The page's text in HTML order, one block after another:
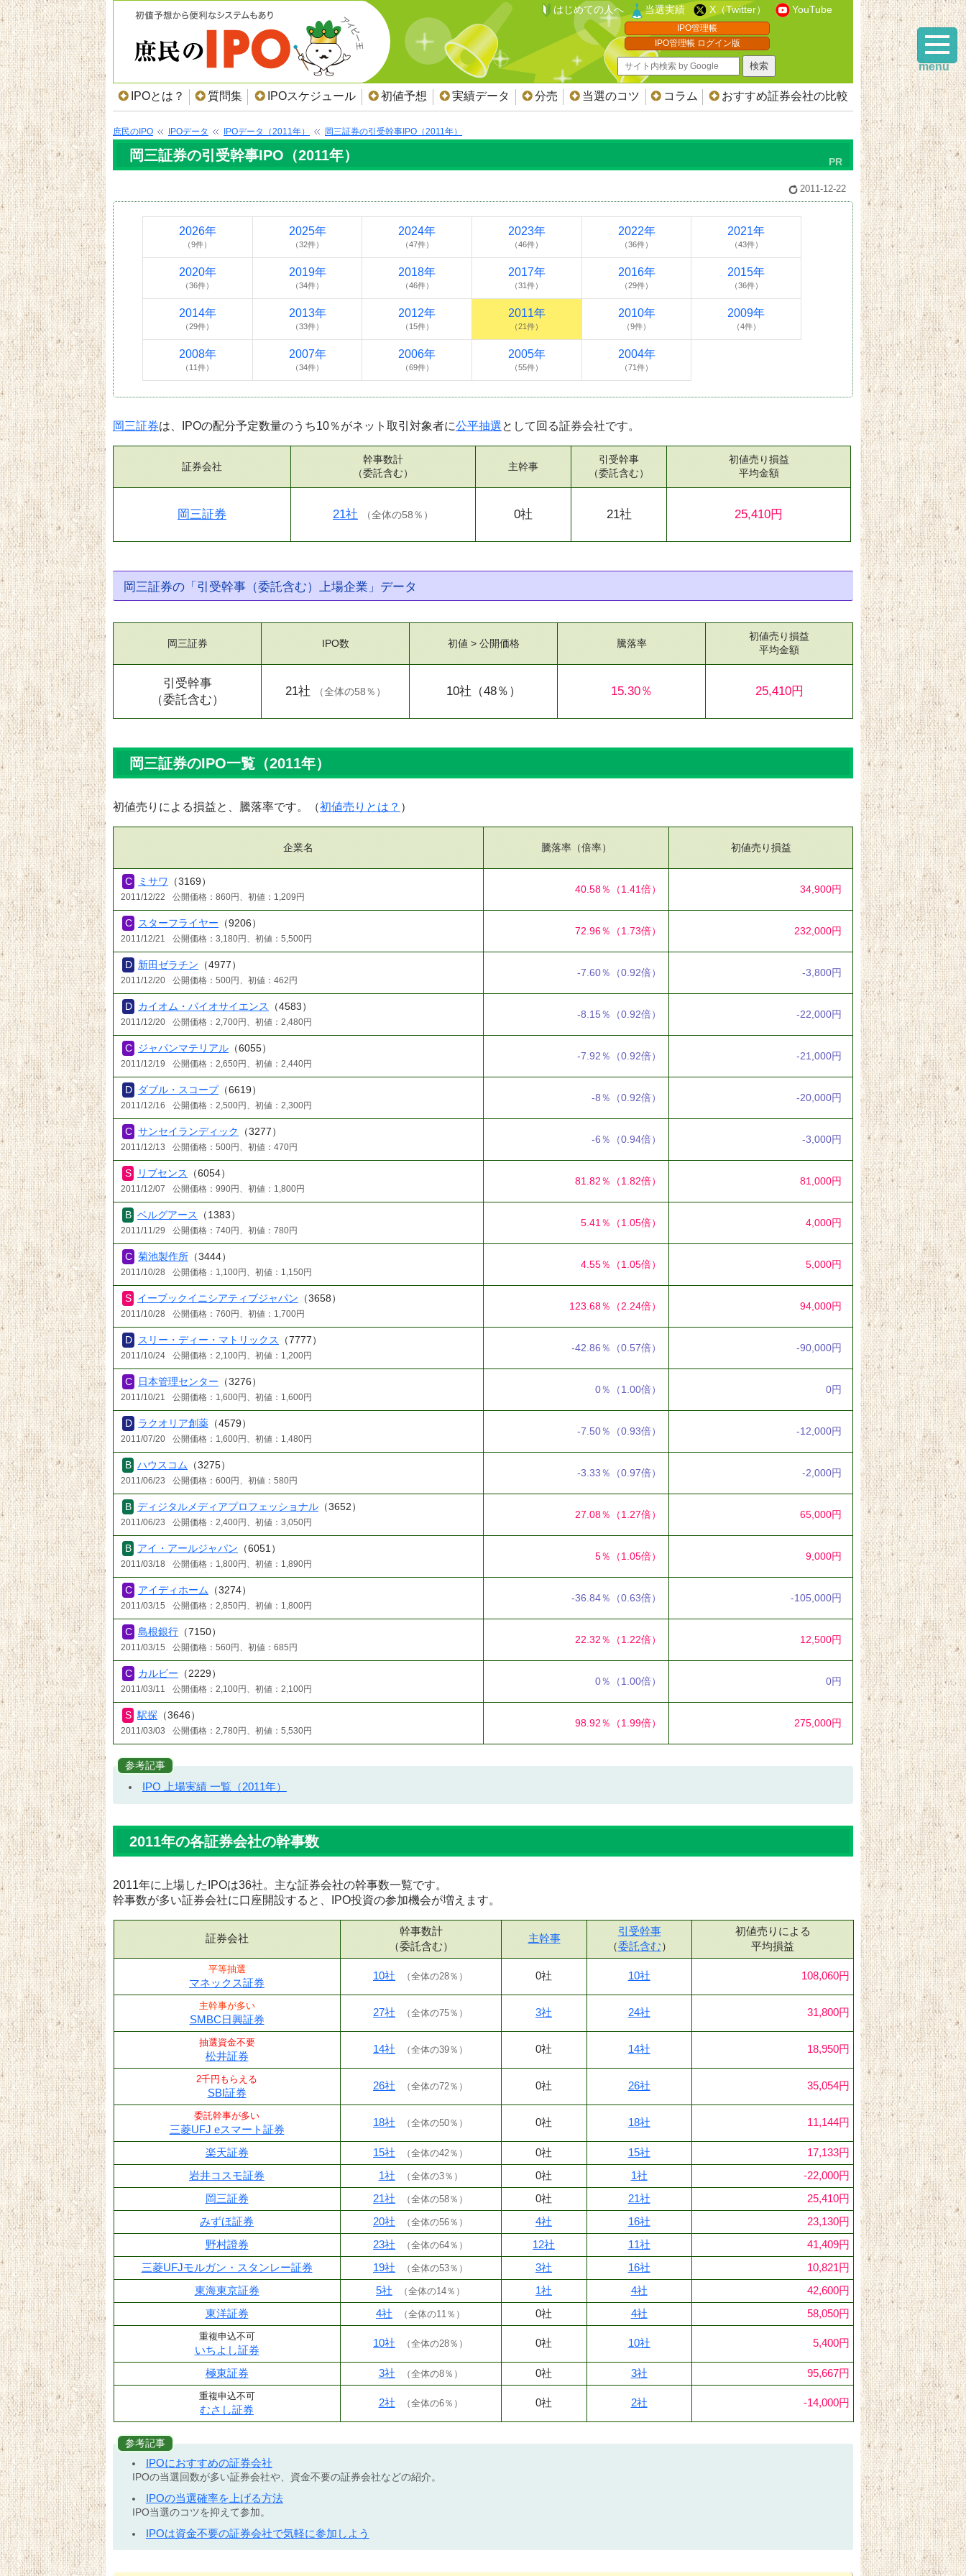
はじめての人へ 当選実績 X（Twitter） YouTube
IPO管理帳
IPO管理帳 ログイン版
IPOとは？ 質問集 IPOスケジュール 初値予想 実績データ 分売 当選のコツ コラム おすすめ証券会社の比較
庶民のIPO IPOデータ IPOデータ（2011年） 岡三証券の引受幹事IPO（2011年）
岡三証券の引受幹事IPO（2011年）
2011-12-22
2026年
（9件）
2025年
（32件）
2024年
（47件）
2023年
（46件）
2022年
（36件）
2021年
（43件）
2020年
（36件）
2019年
（34件）
2018年
（46件）
2017年
（31件）
2016年
（29件）
2015年
（36件）
2014年
（29件）
2013年
（33件）
2012年
（15件）
2011年
（21件）
2010年
（9件）
2009年
（4件）
2008年
（11件）
2007年
（34件）
2006年
（69件）
2005年
（55件）
2004年
（71件）
岡三証券は、IPOの配分予定数量のうち10％がネット取引対象者に公平抽選として回る証券会社です。
証券会社
岡三証券
幹事数計
（委託含む）
21社 （全体の58％ ）
主幹事
0社
引受幹事
（委託含む）
21社
初値売り損益
平均金額
25,410円
岡三証券の「引受幹事（委託含む）上場企業」データ
岡三証券
引受幹事
（委託含む）
IPO数
21社 （全体の58％ ）
初値 > 公開価格
10社 （48％）
騰落率
15.30％
初値売り損益
平均金額
25,410円
岡三証券のIPO一覧（2011年）
初値売りによる損益と、騰落率です。（初値売りとは？ ）
企業名 騰落率（倍率） 初値売り損益
ミサワ （3169）
2011/12/22 公開価格：860円、初値：1,209円
40.58％ （1.41倍） 34,900円
スターフライヤー （9206）
2011/12/21 公開価格：3,180円、初値：5,500円
72.96％ （1.73倍） 232,000円
新田ゼラチン （4977）
2011/12/20 公開価格：500円、初値：462円
-7.60％ （0.92倍） -3,800円
カイオム・バイオサイエンス （4583）
2011/12/20 公開価格：2,700円、初値：2,480円
-8.15％ （0.92倍） -22,000円
ジャパンマテリアル （6055）
2011/12/19 公開価格：2,650円、初値：2,440円
-7.92％ （0.92倍） -21,000円
ダブル・スコープ（6619）
2011/12/16 公開価格：2,500円、初値：2,300円
-8％ （0.92倍） -20,000円
サンセイランディック （3277）
2011/12/13 公開価格：500円、初値：470円
-6％ （0.94倍） -3,000円
リブセンス （6054）
2011/12/07 公開価格：990円、初値：1,800円
81.82％ （1.82倍） 81,000円
ベルグアース （1383）
2011/11/29 公開価格：740円、初値：780円
5.41％ （1.05倍） 4,000円
菊池製作所 （3444）
2011/10/28 公開価格：1,100円、初値：1,150円
4.55％ （1.05倍） 5,000円
イーブックイニシアティブジャパン （3658）
2011/10/28 公開価格：760円、初値：1,700円
123.68％ （2.24倍） 94,000円
スリー・ディー・マトリックス （7777）
2011/10/24 公開価格：2,100円、初値：1,200円
-42.86％ （0.57倍） -90,000円
日本管理センター （3276）
2011/10/21 公開価格：1,600円、初値：1,600円
0％ （1.00倍） 0円
ラクオリア創薬 （4579）
2011/07/20 公開価格：1,600円、初値：1,480円
-7.50％ （0.93倍） -12,000円
ハウスコム （3275）
2011/06/23 公開価格：600円、初値：580円
-3.33％ （0.97倍） -2,000円
ディジタルメディアプロフェッショナル （3652）
2011/06/23 公開価格：2,400円、初値：3,050円
27.08％ （1.27倍） 65,000円
アイ・アールジャパン （6051）
2011/03/18 公開価格：1,800円、初値：1,890円
5％ （1.05倍） 9,000円
アイディホーム （3274）
2011/03/15 公開価格：2,850円、初値：1,800円
-36.84％ （0.63倍） -105,000円
島根銀行 （7150）
2011/03/15 公開価格：560円、初値：685円
22.32％ （1.22倍） 12,500円
カルビー （2229）
2011/03/11 公開価格：2,100円、初値：2,100円
0％ （1.00倍） 0円
駅探 （3646）
2011/03/03 公開価格：2,780円、初値：5,530円
98.92％ （1.99倍） 275,000円
参考記事
IPO 上場実績 一覧（2011年）
2011年の各証券会社の幹事数
2011年に上場したIPOは36社。主な証券会社の幹事数一覧です。
幹事数が多い証券会社に口座開設すると、IPO投資の参加機会が増えます。
証券会社
幹事数計
（委託含む）
主幹事
引受幹事
（委託含む）
初値売りによる
平均損益
平等抽選
マネックス証券
10社 （全体の28％ ） 0社 10社 108,060円
主幹事が多い
SMBC日興証券
27社 （全体の75％ ） 3社 24社 31,800円
抽選資金不要
松井証券
14社 （全体の39％ ） 0社 14社 18,950円
2千円もらえる
SBI証券
26社 （全体の72％ ） 0社 26社 35,054円
委託幹事が多い
三菱UFJ eスマート証券
18社 （全体の50％ ） 0社 18社 11,144円
楽天証券 15社 （全体の42％ ） 0社 15社
17,133円
岩井コスモ証券
1社 （全体の3％ ） 0社 1社
-22,000円
岡三証券
21社 （全体の58％ ） 0社 21社
25,410円
みずほ証券
20社 （全体の56％ ） 4社 16社
23,130円
野村證券
23社 （全体の64％ ） 12社 11社
41,409円
三菱UFJモルガン・スタンレー証券
19社 （全体の53％ ） 3社 16社
10,821円
東海東京証券
5社 （全体の14％ ） 1社 4社
42,600円
東洋証券
4社 （全体の11％ ） 0社 4社 58,050円
重複申込不可
いちよし証券
10社 （全体の28％ ） 0社 10社 5,400円
極東証券 3社 （全体の8％ ） 0社 3社 95,667円
重複申込不可
むさし証券
2社 （全体の6％ ） 0社 2社 -14,000円
参考記事
IPOにおすすめの証券会社
IPOの当選回数が多い証券会社や、資金不要の証券会社などの紹介。
IPOの当選確率を上げる方法
IPO当選のコツを抑えて参加。
IPOは資金不要の証券会社で気軽に参加しよう
menu